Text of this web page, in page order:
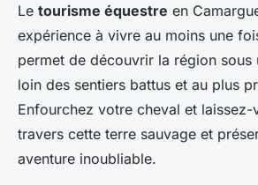
Le tourisme équestre en
expérience à vivre au moins une
permet de découvrir la région sous
loin des sentiers battus et au plus
Enfourchez votre cheval et laissez-
travers cette terre sauvage et
aventure inoubliable.